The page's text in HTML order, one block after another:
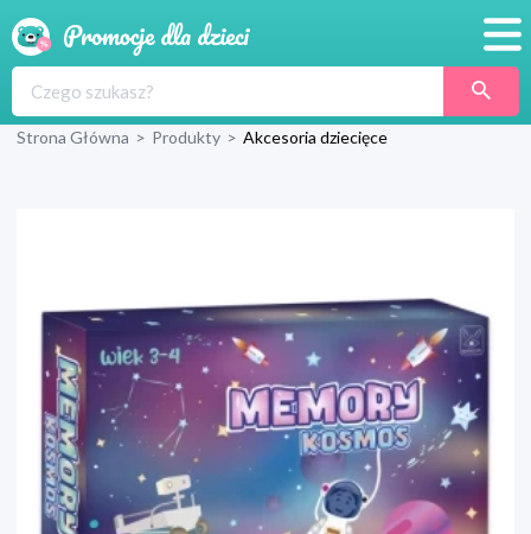
Produkty
Wyprawka
Strona Główna > Produkty > Akcesoria dziecięce